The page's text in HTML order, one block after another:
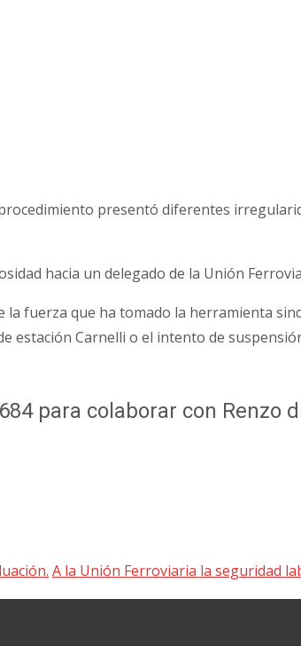
presentó diferentes
hacia un delegado de la Unión
fuerza que ha tomado la herramienta
estación Carnelli o el intento de
para colaborar con Renzo
A la Unión Ferroviaria la seguridad